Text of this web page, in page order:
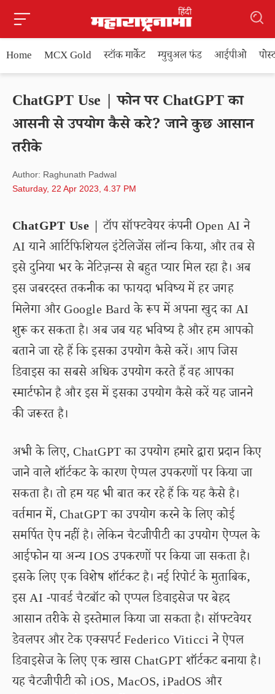
Home MCX Gold स्टॉक मार्केट म्युचुअल फंड आईपीओ
ChatGPT Use | फोन पर ChatGPT का
आसनी से उपयोग कैसे करे? जाने कुछ आसान
तरीके
Author: Raghunath Padwal
Saturday, 22 Apr 2023, 4.37 PM
ChatGPT Use | टॉप सॉफ्टवेयर कंपनी Open AI ने
AI याने आर्टिफिशियल इंटेलिजेंस लॉन्च किया, और तब से
इसे दुनिया भर के नेटिज़न्स से बहुत प्यार मिल रहा है। अब
इस जबरदस्त तकनीक का फायदा भविष्य में हर जगह
मिलेगा और Google Bard के रूप में अपना खुद का AI
शुरू कर सकता है। अब जब यह भविष्य है और हम आपको
बताने जा रहे हैं कि इसका उपयोग कैसे करें। आप जिस
डिवाइस का सबसे अधिक उपयोग करते हैं वह आपका
स्मार्टफोन है और इस में इसका उपयोग कैसे करें यह जानने
की जरूरत है।
अभी के लिए, ChatGPT का उपयोग हमारे द्वारा प्रदान किए
जाने वाले शॉर्टकट के कारण ऐप्पल उपकरणों पर किया जा
सकता है। तो हम यह भी बात कर रहे हैं कि यह कैसे है।
वर्तमान में, ChatGPT का उपयोग करने के लिए कोई
समर्पित ऐप नहीं है। लेकिन चैटजीपीटी का उपयोग ऐप्पल के
आईफोन या अन्य IOS उपकरणों पर किया जा सकता है।
इसके लिए एक विशेष शॉर्टकट है। नई रिपोर्ट के मुताबिक,
इस AI -पावर्ड चैटबॉट को एप्पल डिवाइसेज पर बेहद
आसान तरीके से इस्तेमाल किया जा सकता है। सॉफ्टवेयर
डेवलपर और टेक एक्सपर्ट Federico Viticci ने ऐपल
डिवाइसेज के लिए एक खास ChatGPT शॉर्टकट बनाया है।
यह चैटजीपीटी को iOS, MacOS, iPadOS और